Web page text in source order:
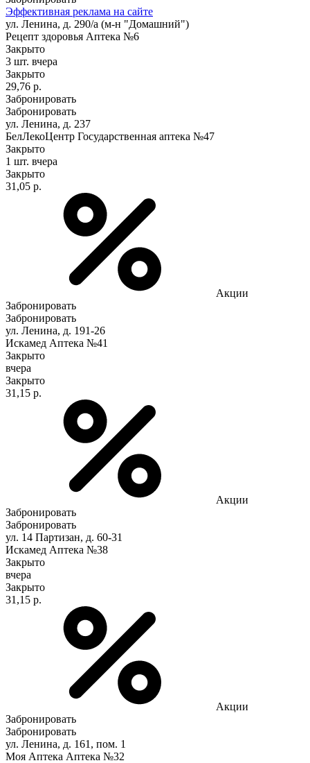
Эффективная реклама на сайте
ул. Ленина, д. 290/а (м-н "Домашний")
Рецепт здоровья Аптека №6
Закрыто
3 шт. вчера
Закрыто
29,76 р.
Забронировать
Забронировать
ул. Ленина, д. 237
БелЛекоЦентр Государственная аптека №47
Закрыто
1 шт. вчера
Закрыто
31,05 р.
Акции
Забронировать
Забронировать
ул. Ленина, д. 191-26
Искамед Аптека №41
Закрыто
вчера
Закрыто
31,15 р.
Акции
Забронировать
Забронировать
ул. 14 Партизан, д. 60-31
Искамед Аптека №38
Закрыто
вчера
Закрыто
31,15 р.
Акции
Забронировать
Забронировать
ул. Ленина, д. 161, пом. 1
Моя Аптека Аптека №32